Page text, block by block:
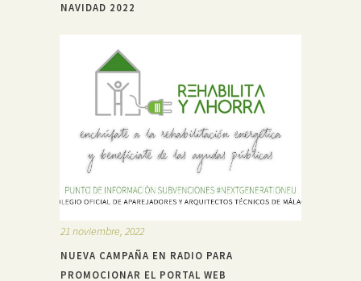
NAVIDAD 2022
21 noviembre, 2022
NUEVA CAMPAÑA EN RADIO PARA
PROMOCIONAR EL PORTAL WEB